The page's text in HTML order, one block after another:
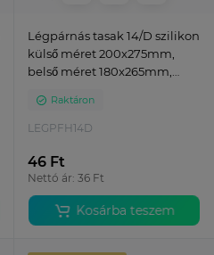
Légpárnás tasak 14/D szilikon
külső méret 200x275mm,
belső méret 180x265mm,
Raktáron
LEGPFH14D
46 Ft
Nettó ár: 36 Ft
Kosárba teszem